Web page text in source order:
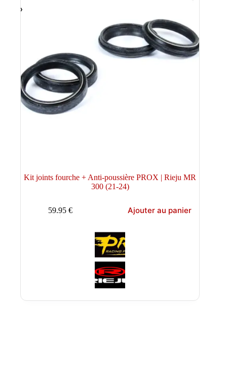
Kit joints fourche + Anti-poussière PROX | Rieju MR
300 (21-24)
59.95€ Ajouter au panier